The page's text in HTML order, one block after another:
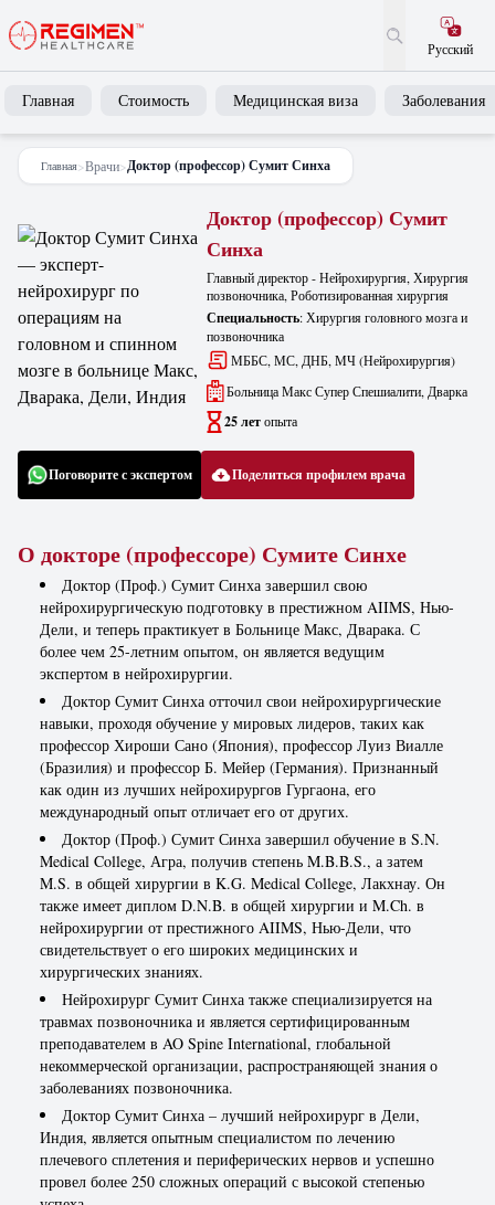
Русский
Главная Стоимость Медицинская виза Заболевания
Главная>Врачи>Доктор (профессор) Сумит Синха
Доктор (профессор) Сумит
Синха
Главный директор - Нейрохирургия, Хирургия
позвоночника, Роботизированная хирургия
Специальность:Хирургия головного мозга и
позвоночника
МББС, МС, ДНБ, МЧ (Нейрохирургия)
Больница Макс Супер Спешиалити, Дварка
25 летопыта
Поговорите с экспертом Поделиться профилем врача
О докторе (профессоре) Сумите Синхе
Доктор (Проф.) Сумит Синха завершил свою
нейрохирургическую подготовку в престижном AIIMS, Нью-
Дели, и теперь практикует в Больнице Макс, Дварака. С
более чем 25-летним опытом, он является ведущим
экспертом в нейрохирургии.
Доктор Сумит Синха отточил свои нейрохирургические
навыки, проходя обучение у мировых лидеров, таких как
профессор Хироши Сано (Япония), профессор Луиз Виалле
(Бразилия) и профессор Б. Мейер (Германия). Признанный
как один из лучших нейрохирургов Гургаона, его
международный опыт отличает его от других.
Доктор (Проф.) Сумит Синха завершил обучение в S.N.
Medical College, Агра, получив степень M.B.B.S., а затем
M.S. в общей хирургии в K.G. Medical College, Лакхнау. Он
также имеет диплом D.N.B. в общей хирургии и M.Ch. в
нейрохирургии от престижного AIIMS, Нью-Дели, что
свидетельствует о его широких медицинских и
хирургических знаниях.
Нейрохирург Сумит Синха также специализируется на
травмах позвоночника и является сертифицированным
преподавателем в AO Spine International, глобальной
некоммерческой организации, распространяющей знания о
заболеваниях позвоночника.
Доктор Сумит Синха – лучший нейрохирург в Дели,
Индия, является опытным специалистом по лечению
плечевого сплетения и периферических нервов и успешно
провел более 250 сложных операций с высокой степенью